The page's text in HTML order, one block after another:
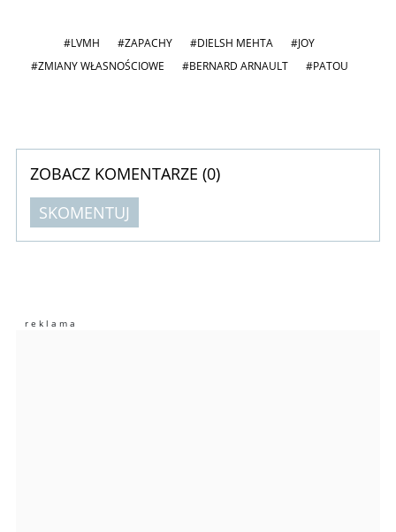
#LVMH #ZAPACHY #DIELSH MEHTA
#JOY
#ZMIANY WŁASNOŚCIOWE
#BERNARD ARNAULT #PATOU
ZOBACZ KOMENTARZE (0)
SKOMENTUJ
Imię (Wymagane)